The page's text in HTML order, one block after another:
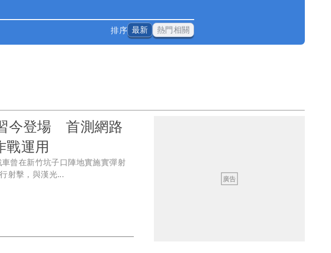
排序 最新 熱門相關
今登場 首測網路
戰運用
車曾在新竹坑子口陣地實施實彈射
射擊，與漢光...